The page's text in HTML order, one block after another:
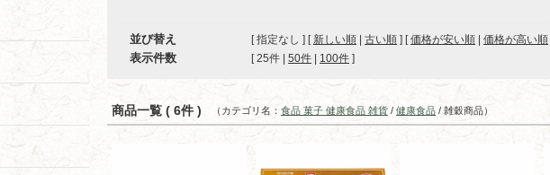
並び替え [ 指定なし ] [ 新しい順 古い順 ] [価格が安い順 価格が高い順
表示件数 [ 25件 50件 100件 ]
商品一覧 ( 6件 ) （カテゴリ名： 食品 菓子 健康食品 雑貨 / 健康食品 / 雑穀商品）